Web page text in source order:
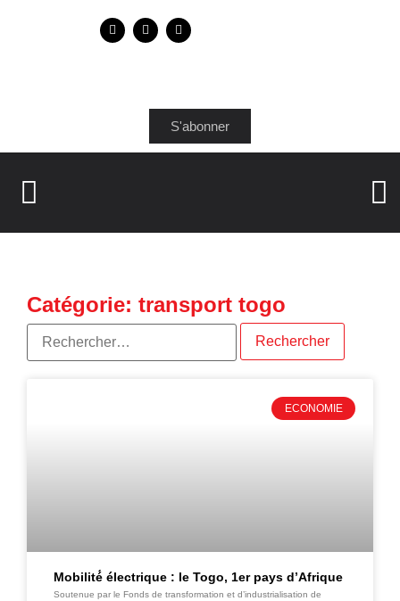
S'abonner
Catégorie: transport togo
ECONOMIE
Mobilité́ électrique : le Togo, 1er pays d’Afrique
Soutenue par le Fonds de transformation et d’industrialisation de